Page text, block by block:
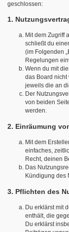
geschlossen:
1.
Mit dem Zugriff
schließt du
(im Folgenden
Regelungen
Wenn du mit
das Board nicht
jeweils die an
Der
von beiden
werden.
2. Einräumung
Mit dem
einfaches,
Recht, deinen
Das
Kündigung des
3. Pflichten des
Du erklärst mit
enthält, die
Du erklärst